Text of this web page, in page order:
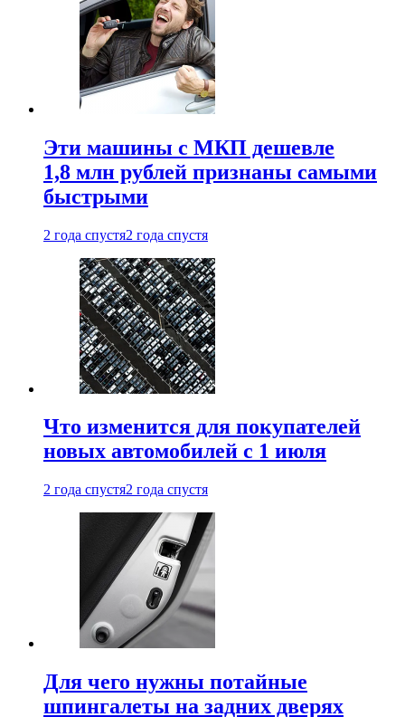
Эти машины с МКП дешевле
1,8 млн рублей признаны самыми
быстрыми
2 года спустя2 года спустя
Что изменится для покупателей
новых автомобилей с 1 июля
2 года спустя2 года спустя
Для чего нужны потайные
шпингалеты на задних дверях